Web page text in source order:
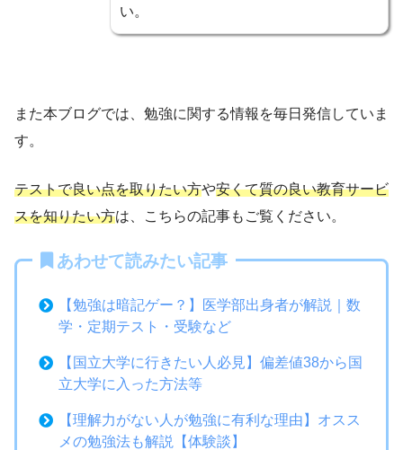
い。
また本ブログでは、勉強に関する情報を毎日発信していま
す。
テストで良い点を取りたい方や安くて質の良い教育サービ
スを知りたい方は、こちらの記事もご覧ください。
あわせて読みたい記事
【勉強は暗記ゲー？】医学部出身者が解説｜数
学・定期テスト・受験など
【国立大学に行きたい人必見】偏差値38から国
立大学に入った方法等
【理解力がない人が勉強に有利な理由】オスス
メの勉強法も解説【体験談】